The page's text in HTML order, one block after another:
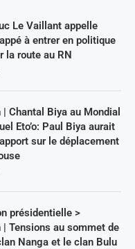
Le Vaillant appelle
à entrer en politique
la route au RN
| Chantal Biya au Mondial
Eto’o: Paul Biya aurait
sur le déplacement
présidentielle >
| Tensions au sommet de
Nanga et le clan Bulu